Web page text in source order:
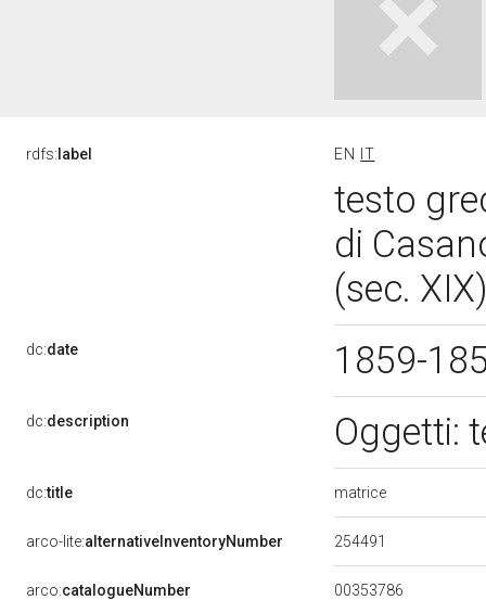
rdfs: label EN IT
testo
di
(sec.
dc:date 1859-
dc:description Oggetti:
dc:title matrice
arco-lite:alternativeInventoryNumber 254491
arco:catalogueNumber 00353786